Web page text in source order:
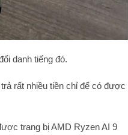
danh tiếng đó.
rất nhiều tiền chỉ để có được
trang bị AMD Ryzen AI 9